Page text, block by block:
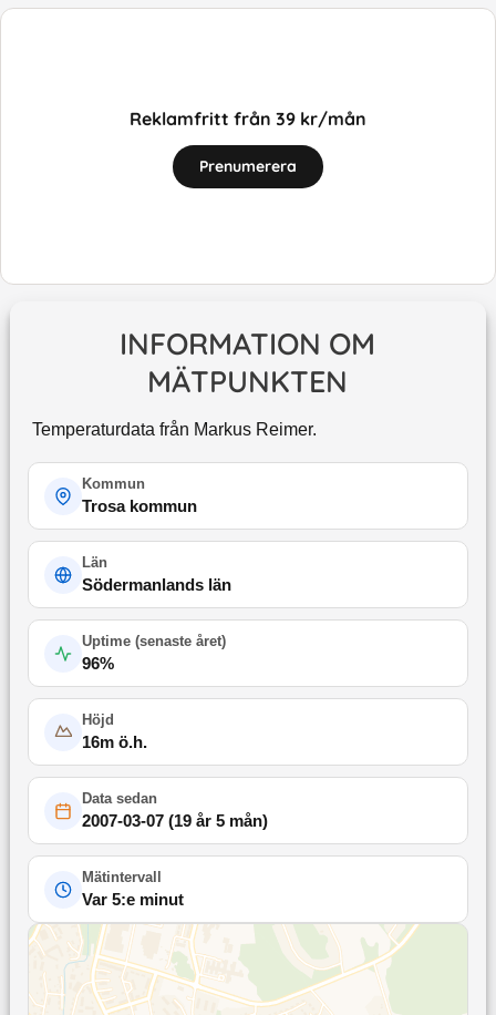
Reklamfritt från 39 kr/mån
Prenumerera
INFORMATION OM
MÄTPUNKTEN
Temperaturdata från Markus Reimer.
Kommun
Trosa kommun
Län
Södermanlands län
Uptime (senaste året)
96%
Höjd
16m ö.h.
Data sedan
2007-03-07(19 år 5 mån)
Mätintervall
Var 5:e minut